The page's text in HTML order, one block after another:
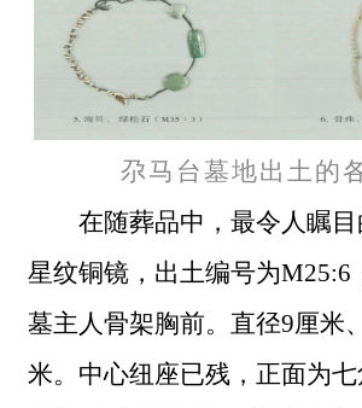
尕马台墓地出土的
在随葬品中，最令人瞩
星纹铜镜，出土编号为M25:6
墓主人骨架胸前。直径9厘米
米。中心纽座已残，正面为